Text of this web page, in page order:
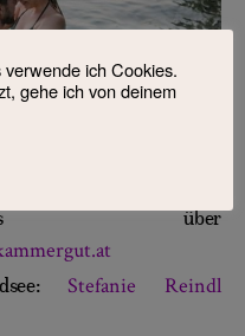
über
Stefanie Reindl
ich Cookies.
gehe ich von deinem